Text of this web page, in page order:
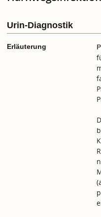
Urin-Diagnostik
Erläuterung